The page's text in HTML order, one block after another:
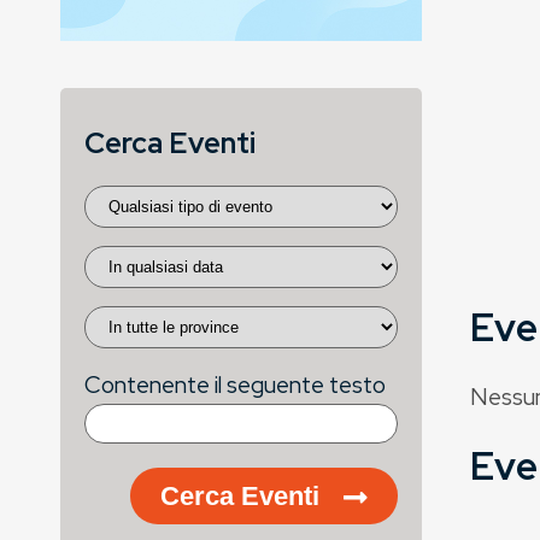
Cerca Eventi
Contenente il seguente testo
Cerca Eventi